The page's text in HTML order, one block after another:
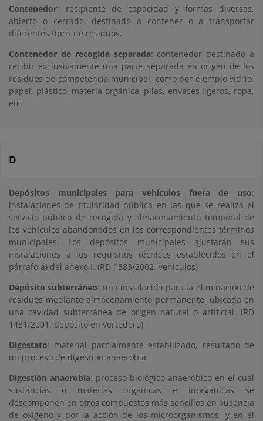
Contenedor: recipiente de capacidad y formas diversas,
abierto o cerrado, destinado a contener o a transportar
diferentes tipos de residuos.
Contenedor de recogida separada: contenedor destinado a
recibir exclusivamente una parte separada en origen de los
residuos de competencia municipal, como por ejemplo vidrio,
papel, plástico, materia orgánica, pilas, envases ligeros, ropa,
etc.
D
Depósitos municipales para vehículos fuera de uso:
instalaciones de titularidad pública en las que se realiza el
servicio público de recogida y almacenamiento temporal de
los vehículos abandonados en los correspondientes términos
municipales. Los depósitos municipales ajustarán sus
instalaciones a los requisitos técnicos establecidos en el
párrafo a) del anexo I. (RD 1383/2002, vehículos)
Depósito subterráneo: una instalación para la eliminación de
residuos mediante almacenamiento permanente, ubicada en
una cavidad subterránea de origen natural o artificial. (RD
1481/2001, depósito en vertedero)
Digestato: material parcialmente estabilizado, resultado de
un proceso de digestión anaerobia.
Digestión anaerobia: proceso biológico anaeróbico en el cual
sustancias o materias orgánicas e inorgánicas se
descomponen en otros compuestos más sencillos en ausencia
de oxígeno y por la acción de los microorganismos, y en el